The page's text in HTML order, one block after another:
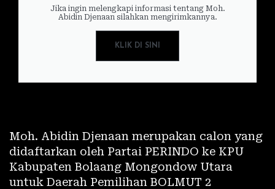
Jika ingin melengkapi informasi tentang Moh.
Abidin Djenaan silahkan mengirimkannya.
KLIK DI SINI
Moh. Abidin Djenaan merupakan calon yang
didaftarkan oleh Partai PERINDO ke KPU
Kabupaten Bolaang Mongondow Utara
untuk Daerah Pemilihan BOLMUT 2